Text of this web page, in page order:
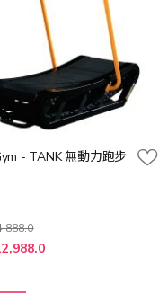
- TANK 無動力跑步